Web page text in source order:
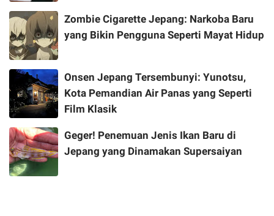
Zombie Cigarette Jepang: Narkoba Baru
yang Bikin Pengguna Seperti Mayat Hidup
Onsen Jepang Tersembunyi: Yunotsu,
Kota Pemandian Air Panas yang Seperti
Film Klasik
Geger! Penemuan Jenis Ikan Baru di
Jepang yang Dinamakan Supersaiyan